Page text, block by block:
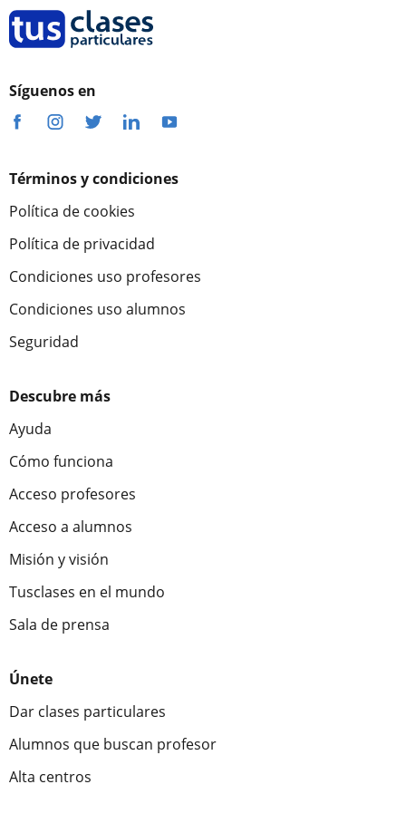
Síguenos en
Términos y condiciones
Política de cookies
Política de privacidad
Condiciones uso profesores
Condiciones uso alumnos
Seguridad
Descubre más
Ayuda
Cómo funciona
Acceso profesores
Acceso a alumnos
Misión y visión
Tusclases en el mundo
Sala de prensa
Únete
Dar clases particulares
Alumnos que buscan profesor
Alta centros